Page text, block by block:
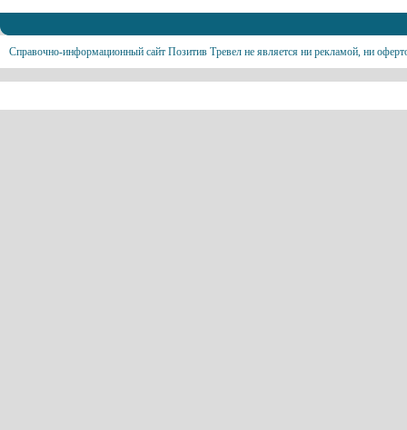
Справочно-информационный сайт Позитив Тревел не является ни рекламой, ни